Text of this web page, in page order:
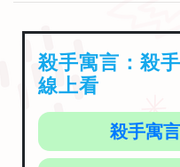
殺手寓言：殺
線上看
殺手寓